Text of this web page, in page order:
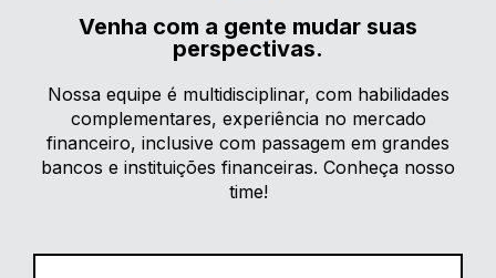
Venha com a gente mudar suas
perspectivas.
Nossa equipe é multidisciplinar, com habilidades
complementares, experiência no mercado
financeiro, inclusive com passagem em grandes
bancos e instituições financeiras. Conheça nosso
time!